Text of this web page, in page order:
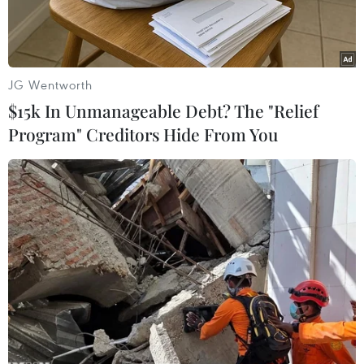
đồng/người.
Người dân khai báo dịch tễ. (Ảnh minh họa: Huy Hùng/TTXVN)
Ngày 27/2, thông tin từ huyện Phong Thổ, tỉnh
JG Wentworth
$15k In Unmanageable Debt? The "Relief
Program" Creditors Hide From You